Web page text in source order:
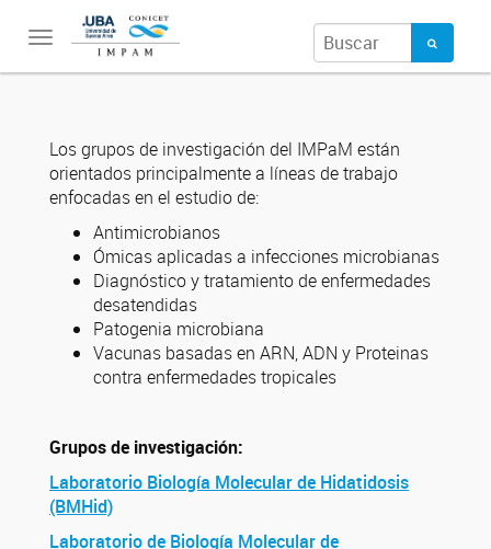
Toggle
navigation
Los grupos de investigación del IMPaM están
orientados principalmente a líneas de trabajo
enfocadas en el estudio de:
Antimicrobianos
Ómicas aplicadas a infecciones microbianas
Diagnóstico y tratamiento de enfermedades
desatendidas
Patogenia microbiana
Vacunas basadas en ARN, ADN y Proteinas
contra enfermedades tropicales
Grupos de investigación:
Laboratorio Biología Molecular de Hidatidosis
(BMHid)
Laboratorio de Biología Molecular de